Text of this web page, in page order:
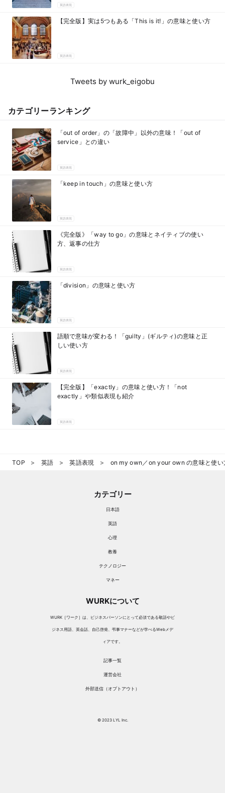
英語表現
【完全版】実は5つもある「This is it!」の意味と使い方
英語表現
Tweets by wurk_eigobu
カテゴリーランキング
「out of order」の「故障中」以外の意味！「out of
service」との違い
英語表現
「keep in touch」の意味と使い方
英語表現
《完全版》「way to go」の意味とネイティブの使い
方、返事の仕方
英語表現
「division」の意味と使い方
英語表現
語順で意味が変わる！「guilty」(ギルティ)の意味と正
しい使い方
英語表現
【完全版】「exactly」の意味と使い方！「not
exactly」や類似表現も紹介
英語表現
TOP 英語 英語表現 on my own／on your own の意味と使
カテゴリー
日本語
英語
心理
教養
テクノロジー
マネー
WURKについて
WURK［ワーク］は、ビジネスパーソンにとって必須である敬語やビ
ジネス用語、英会話、自己啓発、弔事マナーなどが学べるWebメデ
ィアです。
記事一覧
運営会社
外部送信（オプトアウト）
© 2023 LYL Inc.